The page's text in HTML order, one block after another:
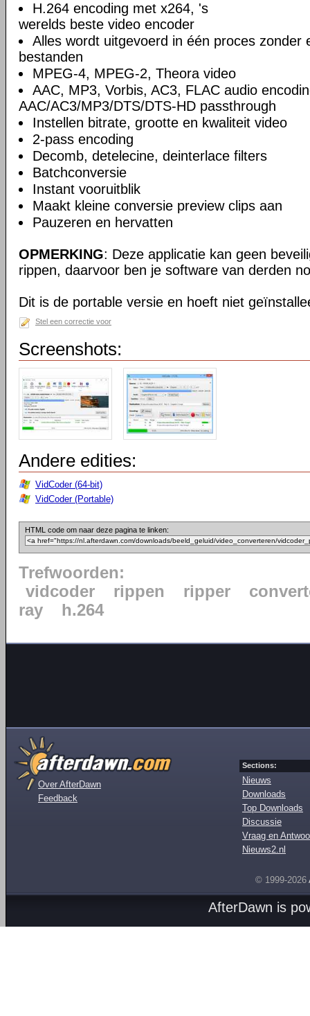
H.264 encoding met x264, 's
werelds beste video encoder
Alles wordt uitgevoerd in één proces zonder
bestanden
MPEG-4, MPEG-2, Theora video
AAC, MP3, Vorbis, AC3, FLAC audio
AAC/AC3/MP3/DTS/DTS-HD passthrough
Instellen bitrate, grootte en kwaliteit video
2-pass encoding
Decomb, detelecine, deinterlace filters
Batchconversie
Instant vooruitblik
Maakt kleine conversie preview clips aan
Pauzeren en hervatten
OPMERKING: Deze applicatie kan geen
rippen, daarvoor ben je software van derden
Dit is de portable versie en hoeft niet
Stel een correctie voor
Screenshots:
Andere edities:
VidCoder (64-bit)
VidCoder (Portable)
HTML code om naar deze pagina te linken:
Trefwoorden:
vidcoder
rippen ripper
ray
h.264
Over AfterDawn
Feedback
Sections:
Nieuws
Downloads
Top Downloads
Discussie
Vraag en
Nieuws2.nl
© 1999-2026
AfterDawn is